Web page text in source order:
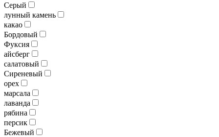
Серый
лунный камень
какао
Бордовый
Фуксия
айсберг
салатовый
Сиреневый
орех
марсала
лаванда
рябина
персик
Бежевый